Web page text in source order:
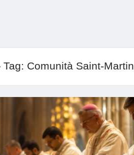
Tag: Comunità Saint-Martin